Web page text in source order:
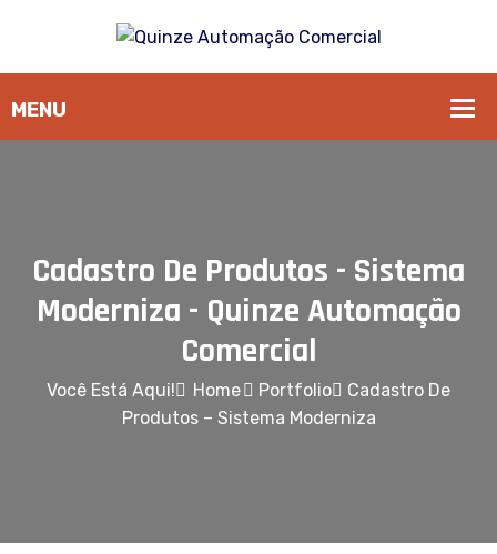
Cadastro De Produtos - Sistema
Moderniza - Quinze Automação
Comercial
Você Está Aqui! Home Portfolio
Cadastro De
Produtos – Sistema Moderniza